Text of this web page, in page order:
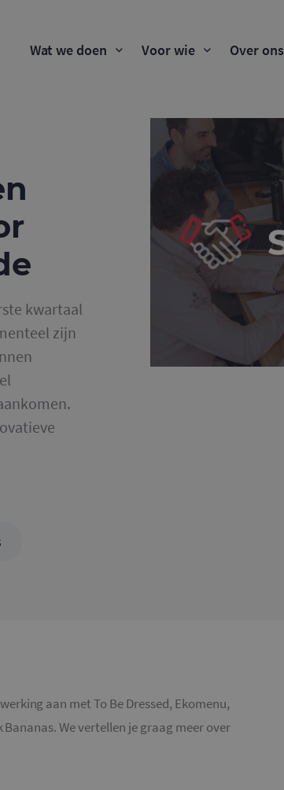
Wat we doen Voor wie Over ons
kwartaal
zijn
aan met To Be Dressed, Ekomenu,
We vertellen je graag meer over